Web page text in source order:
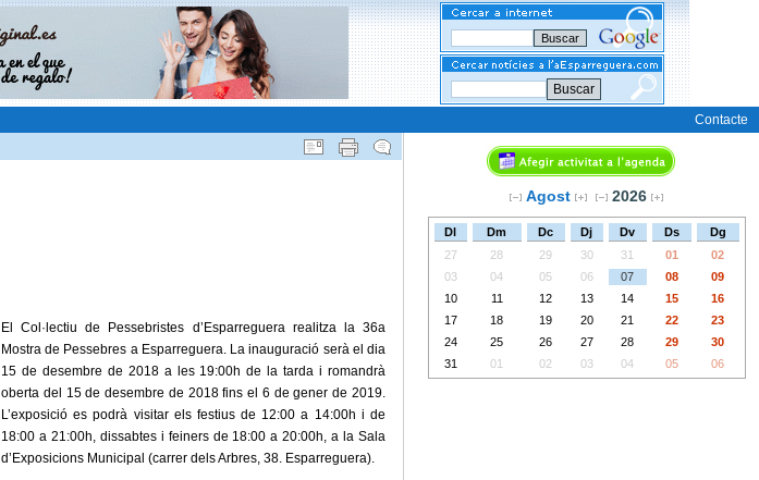
Buscar
Contacte
El Col·lectiu de Pessebristes d’Esparreguera realitza la 36a
Mostra de Pessebres a Esparreguera. La inauguració serà el dia
15 de desembre de 2018 a les 19:00h de la tarda i romandrà
oberta del 15 de desembre de 2018 fins el 6 de gener de 2019.
L’exposició es podrà visitar els festius de 12:00 a 14:00h i de
18:00 a 21:00h, dissabtes i feiners de 18:00 a 20:00h, a la Sala
d’Exposicions Municipal (carrer dels Arbres, 38. Esparreguera).
Agost 2026
Dl Dm Dc Dj Dv Ds
Dg
27
28 29 30 31 01
02
03
04 05 06 07 08
09
10
11 12 13 14 15
16
17
18 19 20 21 22
23
24
25 26 27 28 29
30
31
01 02 03 04 05 06